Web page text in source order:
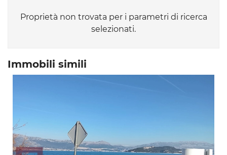
Proprietà non trovata per i parametri di ricerca
selezionati.
Immobili simili